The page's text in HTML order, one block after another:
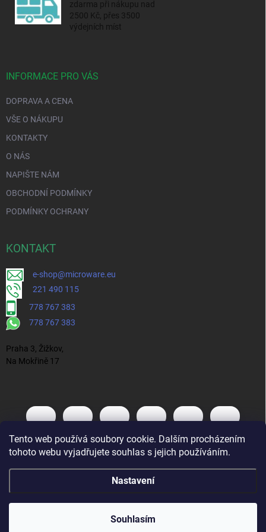
Tento web používá soubory cookie. Dalším procházením
tohoto webu vyjadřujete souhlas s jejich používáním.
Nastavení
Souhlasím
zdarma při nákupu nad
2500 Kč, přes 3500
výdejních míst
INFORMACE PRO VÁS
DOPRAVA A CENA
VŠE O NÁKUPU
KONTAKTY
O NÁS
NAPIŠTE NÁM
OBCHODNÍ PODMÍNKY
PODMÍNKY OCHRANY
KONTAKT
e-shop@microware.eu
221 490 115
778 767 383
778 767 383
Praha 3, Žižkov,
Na Mokřině 17